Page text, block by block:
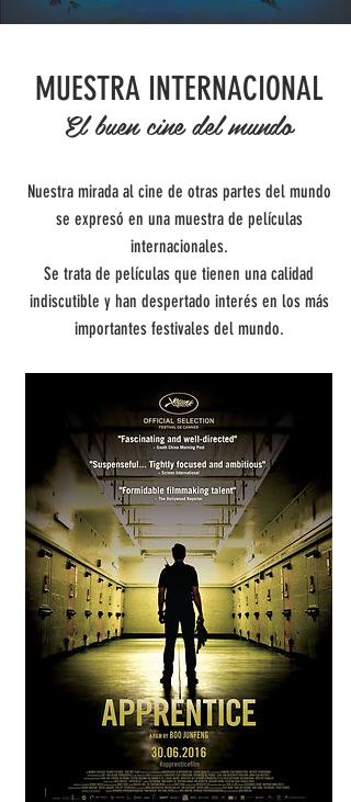
MUESTRA INTERNACIONAL
El buen cine del mundo
​​​​Nuestra mirada al cine de otras partes del mundo
se expresó en una muestra de películas
internacionales.
Se trata de películas que tienen una calidad
indiscutible y han despertado interés en los más
importantes festivales del mundo.